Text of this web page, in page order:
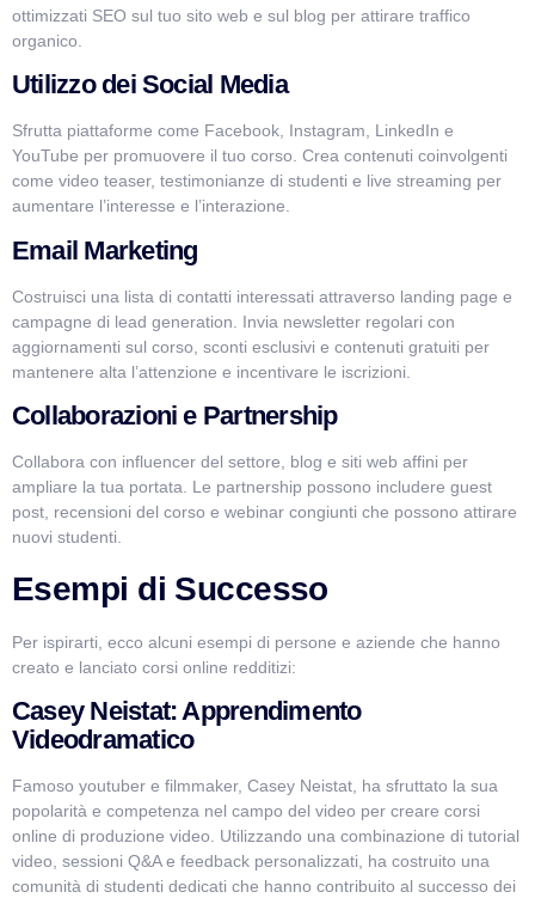
ottimizzati SEO sul tuo sito web e sul blog per attirare traffico
organico.
Utilizzo dei Social Media
Sfrutta piattaforme come Facebook, Instagram, LinkedIn e
YouTube per promuovere il tuo corso. Crea contenuti coinvolgenti
come video teaser, testimonianze di studenti e live streaming per
aumentare l’interesse e l’interazione.
Email Marketing
Costruisci una lista di contatti interessati attraverso landing page e
campagne di lead generation. Invia newsletter regolari con
aggiornamenti sul corso, sconti esclusivi e contenuti gratuiti per
mantenere alta l’attenzione e incentivare le iscrizioni.
Collaborazioni e Partnership
Collabora con influencer del settore, blog e siti web affini per
ampliare la tua portata. Le partnership possono includere guest
post, recensioni del corso e webinar congiunti che possono attirare
nuovi studenti.
Esempi di Successo
Per ispirarti, ecco alcuni esempi di persone e aziende che hanno
creato e lanciato corsi online redditizi:
Casey Neistat: Apprendimento
Videodramatico
Famoso youtuber e filmmaker, Casey Neistat, ha sfruttato la sua
popolarità e competenza nel campo del video per creare corsi
online di produzione video. Utilizzando una combinazione di tutorial
video, sessioni Q&A e feedback personalizzati, ha costruito una
comunità di studenti dedicati che hanno contribuito al successo dei